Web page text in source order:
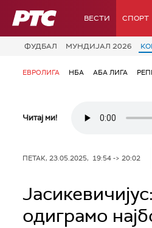
РТС ВЕСТИ СПОРТ
ФУДБАЛ МУНДИЈАЛ 2026
ЕВРОЛИГА НБА АБА ЛИГА
Читај ми!
ПЕТАК, 23.05.2025, 19:54 -> 20:02
одиграмо